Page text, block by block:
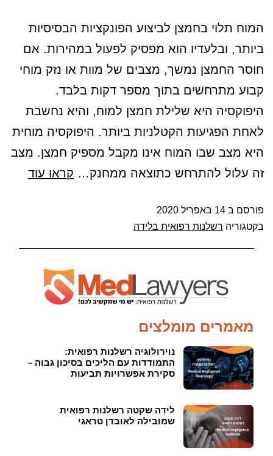
המוח תלוי בחמצן לביצוע הפונקציות הבסיסיות
ביותר, ובלעדיו הוא מפסיק לפעול במהירות. אם
חוסר החמצן נמשך, מצבים של מוות או נזק מוחי
קבוע מתרחשים בתוך מספר דקות בלבד.
היפוקסיה היא שלילת חמצן למוח, והיא נחשבת
לאחת הפגיעות הקטלניות ביותר. היפוקסיה מוחית
היא מצב שבו המוח אינו מקבל מספיק חמצן. מצב
זה עלול להתרחש כתוצאה ממחנק… קראו עוד
פורסם ב 14 באפריל 2020
בקטגוריה רשלנות רפואית בלידה
מאמרים מומלצים
נוירולוגיה רשלנות רפואית:
התמודדות עם הליכים בסיכון גבוה –
סקירת אפשרויות תביעות
לידה שקטה רשלנות רפואית
שמובילה לאובדן טראגי